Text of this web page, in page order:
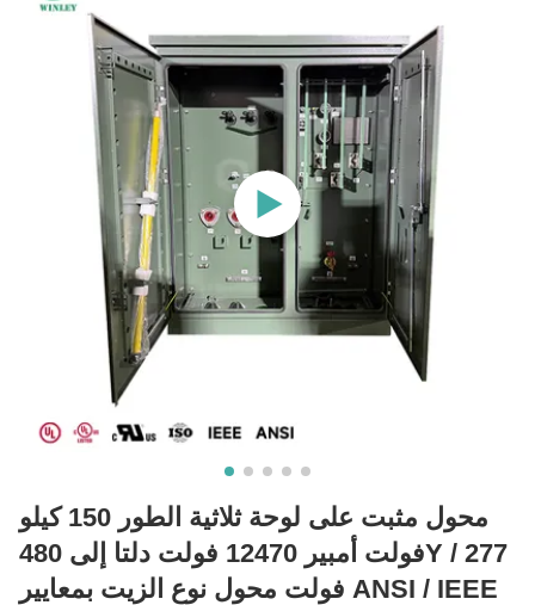
محول مثبت على لوحة ثلاثية الطور 150 كيلو
فولت أمبير 12470 فولت دلتا إلى 480Y / 277
فولت محول نوع الزيت بمعايير ANSI / IEEE